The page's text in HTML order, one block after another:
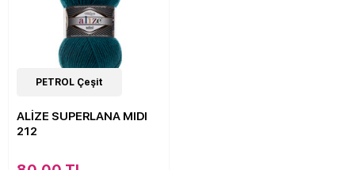
44Çeşit
PETROL Çeşit
ALİZE SUPERLANA MIDI
212